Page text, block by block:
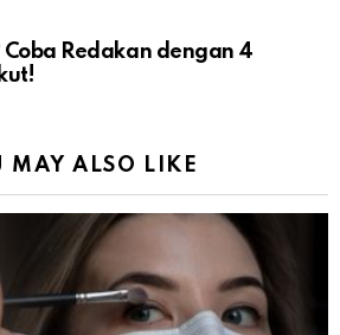
Coba Redakan dengan 4
MAY ALSO LIKE